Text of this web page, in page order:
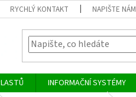
RYCHLÝ KONTAKT NAPIŠTE NÁM
INFORMAČNÍ SYSTÉMY